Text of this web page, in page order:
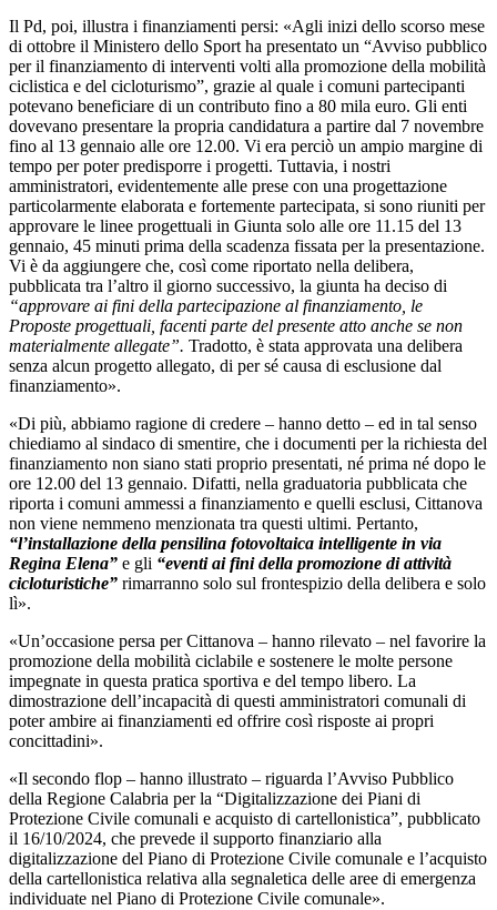
Il Pd, poi, illustra i finanziamenti persi: «Agli inizi dello scorso mese
di ottobre il Ministero dello Sport ha presentato un “Avviso pubblico
per il finanziamento di interventi volti alla promozione della mobilità
ciclistica e del cicloturismo”, grazie al quale i comuni partecipanti
potevano beneficiare di un contributo fino a 80 mila euro. Gli enti
dovevano presentare la propria candidatura a partire dal 7 novembre
fino al 13 gennaio alle ore 12.00. Vi era perciò un ampio margine di
tempo per poter predisporre i progetti. Tuttavia, i nostri
amministratori, evidentemente alle prese con una progettazione
particolarmente elaborata e fortemente partecipata, si sono riuniti per
approvare le linee progettuali in Giunta solo alle ore 11.15 del 13
gennaio, 45 minuti prima della scadenza fissata per la presentazione.
Vi è da aggiungere che, così come riportato nella delibera,
pubblicata tra l’altro il giorno successivo, la giunta ha deciso di
“approvare ai fini della partecipazione al finanziamento, le
Proposte progettuali, facenti parte del presente atto anche se non
materialmente allegate”. Tradotto, è stata approvata una delibera
senza alcun progetto allegato, di per sé causa di esclusione dal
finanziamento».
«Di più, abbiamo ragione di credere – hanno detto – ed in tal senso
chiediamo al sindaco di smentire, che i documenti per la richiesta del
finanziamento non siano stati proprio presentati, né prima né dopo le
ore 12.00 del 13 gennaio. Difatti, nella graduatoria pubblicata che
riporta i comuni ammessi a finanziamento e quelli esclusi, Cittanova
non viene nemmeno menzionata tra questi ultimi. Pertanto,
“l’installazione della pensilina fotovoltaica intelligente in via
Regina Elena” e gli “eventi ai fini della promozione di attività
cicloturistiche” rimarranno solo sul frontespizio della delibera e solo
lì».
«Un’occasione persa per Cittanova – hanno rilevato – nel favorire la
promozione della mobilità ciclabile e sostenere le molte persone
impegnate in questa pratica sportiva e del tempo libero. La
dimostrazione dell’incapacità di questi amministratori comunali di
poter ambire ai finanziamenti ed offrire così risposte ai propri
concittadini».
«Il secondo flop – hanno illustrato – riguarda l’Avviso Pubblico
della Regione Calabria per la “Digitalizzazione dei Piani di
Protezione Civile comunali e acquisto di cartellonistica”, pubblicato
il 16/10/2024, che prevede il supporto finanziario alla
digitalizzazione del Piano di Protezione Civile comunale e l’acquisto
della cartellonistica relativa alla segnaletica delle aree di emergenza
individuate nel Piano di Protezione Civile comunale».